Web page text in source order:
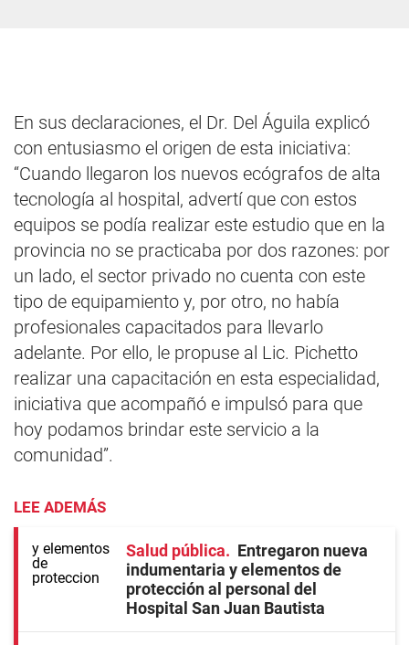
En sus declaraciones, el Dr. Del Águila explicó
con entusiasmo el origen de esta iniciativa:
“Cuando llegaron los nuevos ecógrafos de alta
tecnología al hospital, advertí que con estos
equipos se podía realizar este estudio que en la
provincia no se practicaba por dos razones: por
un lado, el sector privado no cuenta con este
tipo de equipamiento y, por otro, no había
profesionales capacitados para llevarlo
adelante. Por ello, le propuse al Lic. Pichetto
realizar una capacitación en esta especialidad,
iniciativa que acompañó e impulsó para que
hoy podamos brindar este servicio a la
comunidad”.
LEE ADEMÁS
Salud pública
Entregaron nueva
indumentaria y elementos de
protección al personal del
Hospital San Juan Bautista